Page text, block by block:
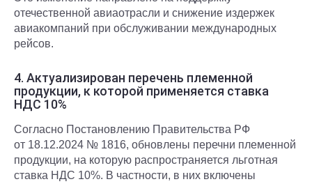
отечественной авиаотрасли и снижение издержек
авиакомпаний при обслуживании международных
рейсов.
4. Актуализирован перечень племенной
продукции, к которой применяется ставка
НДС 10%
Согласно Постановлению Правительства РФ
от 18.12.2024 № 1816, обновлены перечни племенной
продукции, на которую распространяется льготная
ставка НДС 10%. В частности, в них включены